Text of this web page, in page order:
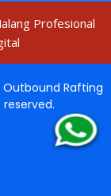
Profesional
Outbound Rafting
reserved.